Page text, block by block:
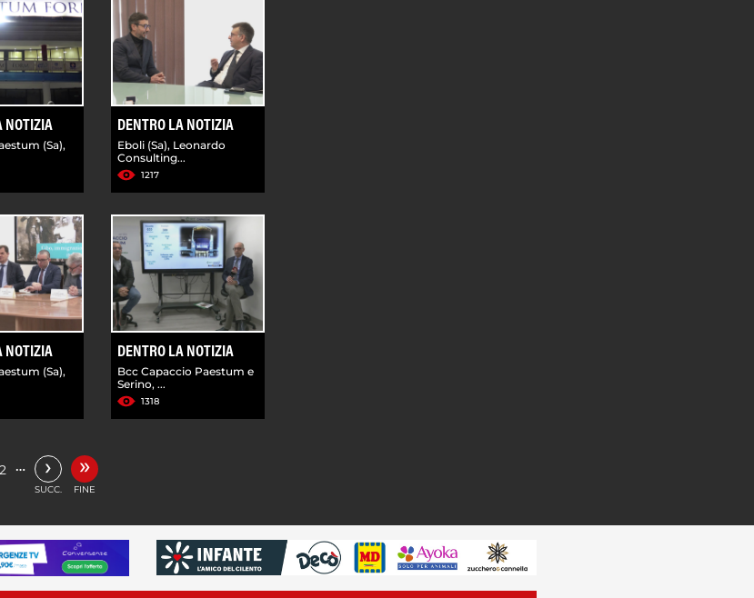
NOTIZIA
(Sa),
DENTRO LA NOTIZIA
Eboli (Sa), Leonardo
Consulting...
1217
NOTIZIA
(Sa),
DENTRO LA NOTIZIA
Bcc Capaccio Paestum e
Serino, ...
1318
… ›
SUCC.
»
FINE